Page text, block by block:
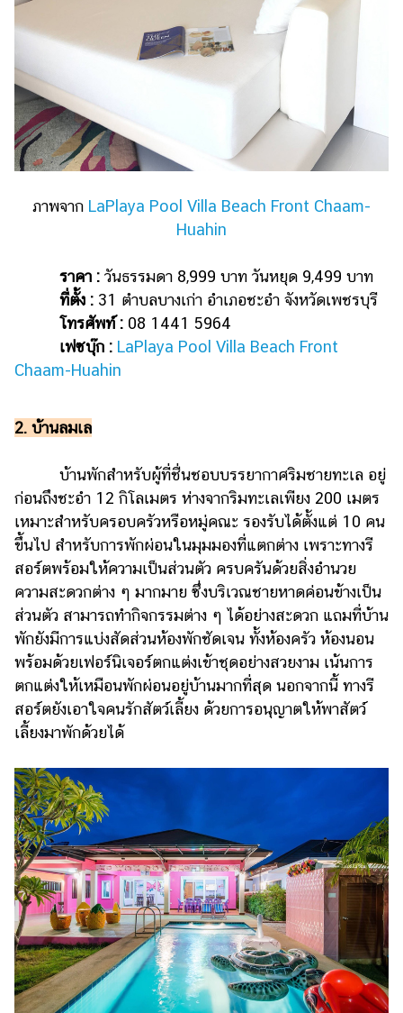
ภาพจาก LaPlaya Pool Villa Beach Front Chaam-
Huahin
ราคา : วันธรรมดา 8,999 บาท วันหยุด 9,499 บาท
ที่ตั้ง : 31 ตำบลบางเก่า อำเภอชะอำ จังหวัดเพชรบุรี
โทรศัพท์ : 08 1441 5964
เฟซบุ๊ก : LaPlaya Pool Villa Beach Front
Chaam-Huahin
2. บ้านลมเล
บ้านพักสำหรับผู้ที่ชื่นชอบบรรยากาศริมชายทะเล อยู่
ก่อนถึงชะอำ 12 กิโลเมตร ห่างจากริมทะเลเพียง 200 เมตร
เหมาะสำหรับครอบครัวหรือหมู่คณะ รองรับได้ตั้งแต่ 10 คน
ขึ้นไป สำหรับการพักผ่อนในมุมมองที่แตกต่าง เพราะทางรี
สอร์ตพร้อมให้ความเป็นส่วนตัว ครบครันด้วยสิ่งอำนวย
ความสะดวกต่าง ๆ มากมาย ซึ่งบริเวณชายหาดค่อนข้างเป็น
ส่วนตัว สามารถทำกิจกรรมต่าง ๆ ได้อย่างสะดวก แถมที่บ้าน
พักยังมีการแบ่งสัดส่วนห้องพักชัดเจน ทั้งห้องครัว ห้องนอน
พร้อมด้วยเฟอร์นิเจอร์ตกแต่งเข้าชุดอย่างสวยงาม เน้นการ
ตกแต่งให้เหมือนพักผ่อนอยู่บ้านมากที่สุด นอกจากนี้ ทางรี
สอร์ตยังเอาใจคนรักสัตว์เลี้ยง ด้วยการอนุญาตให้พาสัตว์
เลี้ยงมาพักด้วยได้